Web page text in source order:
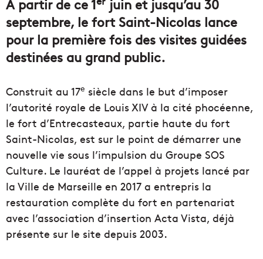
À partir de ce 1
juin et jusqu’au 30
septembre, le fort Saint-Nicolas lance
pour la première fois des visites guidées
destinées au grand public.
Construit au 17e siècle dans le but d’imposer
l’autorité royale de Louis XIV à la cité phocéenne,
le fort d’Entrecasteaux, partie haute du fort
Saint-Nicolas, est sur le point de démarrer une
nouvelle vie sous l’impulsion du Groupe SOS
Culture. Le lauréat de l’appel à projets lancé par
la Ville de Marseille en 2017 a entrepris la
restauration complète du fort en partenariat
avec l’association d’insertion Acta Vista, déjà
présente sur le site depuis 2003.